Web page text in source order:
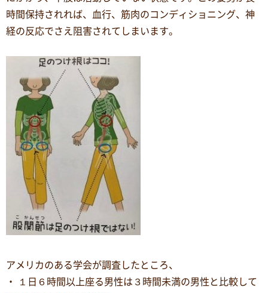
時間保持されれば、血行、筋肉のコンディショニング、神
経の反応でさえ阻害されてしまいます。
アメリカのある学会が調査したところ、
・ １日６時間以上座る男性は３時間未満の男性と比較して